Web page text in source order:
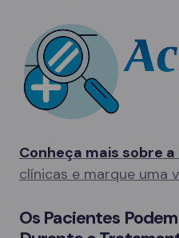
Conheça mais sobre
clínicas e marque uma
Os Pacientes